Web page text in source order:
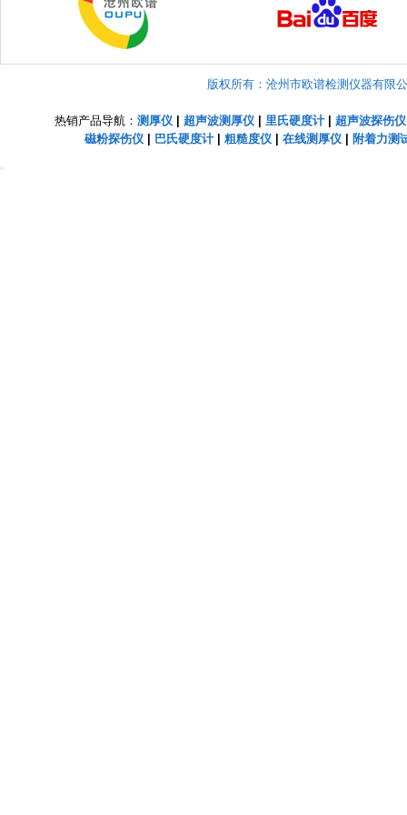
版权所有：沧州市欧谱检测仪器有限
热销产品导航： 测厚仪 超声波测厚仪 里氏硬度计| 超声波探伤仪
磁粉探伤仪| 巴氏硬度计| 粗糙度仪| 在线测厚仪| 附着力测